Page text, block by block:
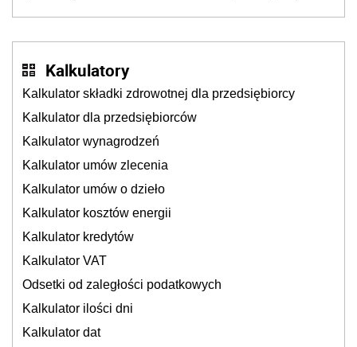
Kalkulatory
Kalkulator składki zdrowotnej dla przedsiębiorcy
Kalkulator dla przedsiębiorców
Kalkulator wynagrodzeń
Kalkulator umów zlecenia
Kalkulator umów o dzieło
Kalkulator kosztów energii
Kalkulator kredytów
Kalkulator VAT
Odsetki od zaległości podatkowych
Kalkulator ilości dni
Kalkulator dat